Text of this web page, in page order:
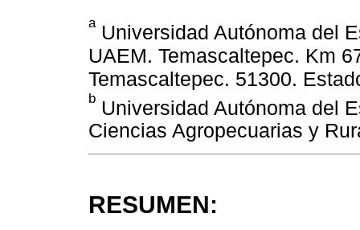
aUniversidad Autónoma del
UAEM. Temascaltepec. Km
Temascaltepec. 51300.
b Universidad Autónoma del
Ciencias Agropecuarias y
RESUMEN: